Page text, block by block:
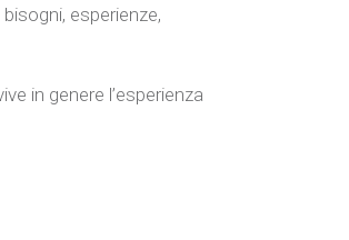
esperienze,
in genere l’esperienza